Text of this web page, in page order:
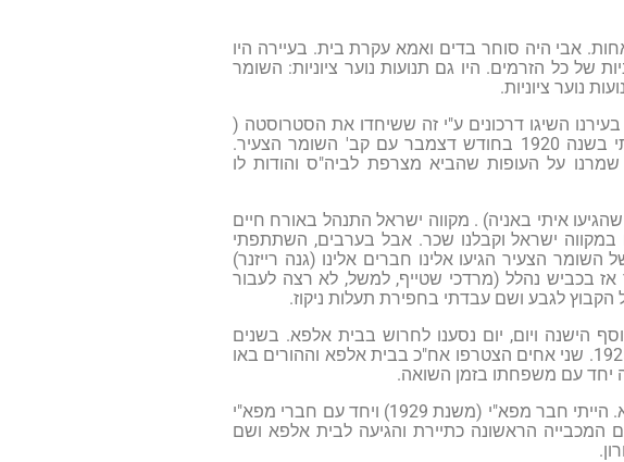
הבית היה מסורתי – ציוני. היינו 5 אחים ואחות. אבי היה סוחר בדים ואמא עקרת בית. בעיירה היו
ציוניות של כל הזרמים. היו גם תנועות נוער ציוניות: השומר
נוער ציוניות.
השיגו דרכונים ע"י זה ששיחדו את הסטרוסטה (
מושל המחוז) וזייפו דרכונים לחלוצים כדי שיכלו לעלות ארצה. עליתי בשנה 1920 בחודש דצמבר עם קב' השומר הצעיר.
על העופות שהביא מצרפת לביה"ס והודות לו
איתי באניה) . מקווה ישראל התנהל באורח חיים
במקווה ישראל וקבלנו שכר. אבל בערבים, השתתפתי
הצעיר הגיעו אלינו חברים אלינו (גנה רייזנר)
אז בכביש נהלל (מרדכי שטייף, למשל, לא רצה לעבור
לגבע ושם עבדתי בחפירת תעלות ניקוז.
הישנה ויום, יום נסענו לחרוש בבית אלפא. בשנים
הראשונות בבית אלפא הייתי אופה. אחותי באה לבית אלפא בשנת 1925. שני אחים הצטרפו אח"כ בבית אלפא וההורים באו
עבדתי 15 שנה ברפת בבית אלפא, הייתי גם רכז הפלחה בבית אלפא. הייתי חבר מפא"י (משנת 1929) ויחד עם חברי מפא"י
הראשונה כתיירת והגיעה לבית אלפא ושם